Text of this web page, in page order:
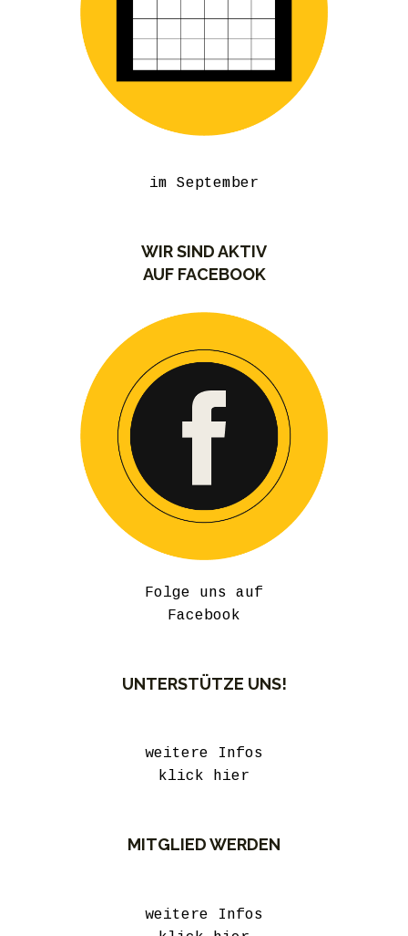
im September
WIR SIND AKTIV
AUF FACEBOOK
Folge uns auf
Facebook
UNTERSTÜTZE UNS!
weitere Infos
klick hier
MITGLIED WERDEN
weitere Infos